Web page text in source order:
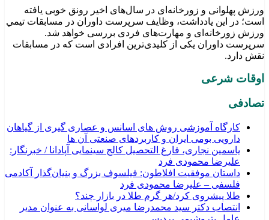
ورزش پهلوانی و زورخانه‌ای در سال‌های اخیر رونق خوبی یافته
است؛ در این یادداشت، وظایف سرپرست داوران در مسابقات تیمي
ورزش زورخانه‌ای و مهارت‌های فردی بررسی خواهد شد.
سرپرست داوران یکی از کلیدی‌ترین افرادی است که در مسابقات
نقش دارد.
اوقات شرعی
تصادفی
کارگاه آموزشی روش های اسانس و عصاری گیری از گیاهان
دارویی بومی ایران و کاربردهای صنعتی آن ها
یاسمین نجاری، فارغ التحصیل کالج سینمایی آپادانا / خبرنگار:
علیرضا محمودی فرد
داستان موفقیت افلاطون: فیلسوف بزرگ و بنیان‌گذار آکادمی
فلسفی – علیرضا محمودی فرد
طلا پیشروی کرد/هر گرم طلا در بازار چند؟
انتصاب دکتر سید محمدرضا میری لواسانی به عنوان مدیر